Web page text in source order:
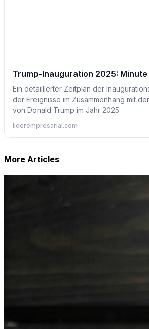
Trump-Inauguration 2025:
Ein detaillierter Zeitplan der
der Ereignisse im Zusammenhang mit
von Donald Trump im Jahr 2025.
liderempresarial.com
More Articles